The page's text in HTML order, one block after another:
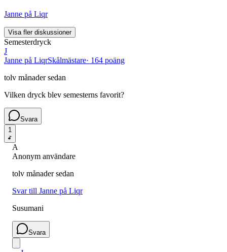
Janne på Liqr
Visa fler diskussioner
Semesterdryck
J
Janne på LiqrSkålmästare· 164 poäng
tolv månader sedan
Vilken dryck blev semesterns favorit?
Svara
1
A
Anonym användare
tolv månader sedan
Svar till Janne på Liqr
Susumani
Svara